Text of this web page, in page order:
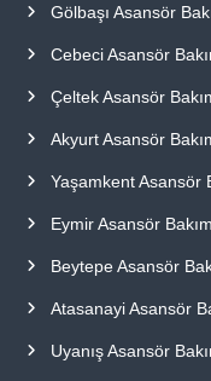
Gölbaşı Asansör
Cebeci Asansör
Çeltek Asansör
Akyurt Asansör
Yaşamkent Asansör
Eymir Asansör Bakım
Beytepe Asansör
Atasanayi Asansör
Uyanış Asansör